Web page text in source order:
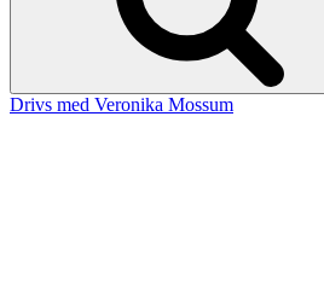
Drivs med Veronika Mossum